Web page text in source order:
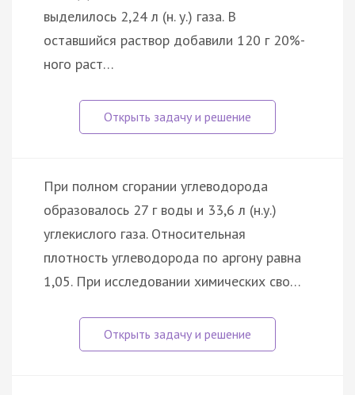
выделилось 2,24 л (н. у.) газа. В
оставшийся раствор добавили 120 г 20%-
ного раст…
При полном сгорании углеводорода
образовалось 27 г воды и 33,6 л (н.у.)
углекислого газа. Относительная
плотность углеводорода по аргону равна
1,05. При исследовании химических сво…